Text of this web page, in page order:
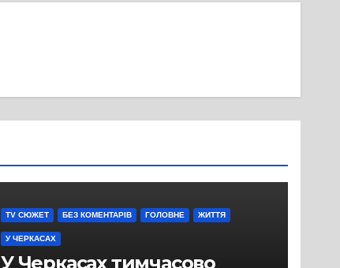
TV СЮЖЕТ БЕЗ КОМЕНТАРІВ ГОЛОВНЕ ЖИТТЯ
У ЧЕРКАСАХ
У Черкасах тимчасово